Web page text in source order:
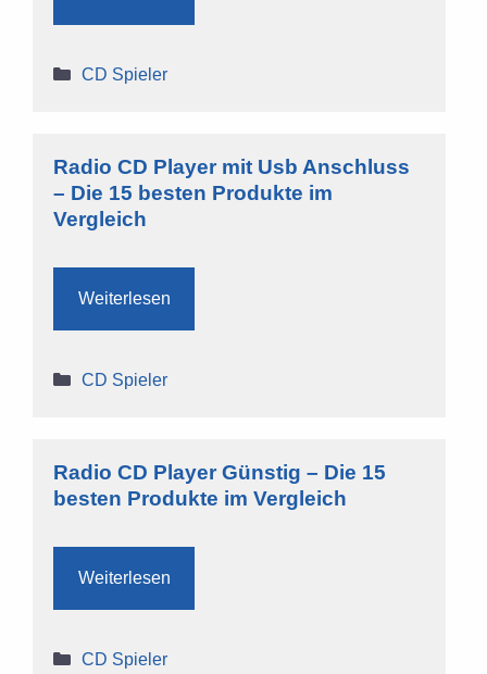
Kategorien
CD Spieler
Radio CD Player mit Usb Anschluss
– Die 15 besten Produkte im
Vergleich
Weiterlesen
Kategorien
CD Spieler
Radio CD Player Günstig – Die 15
besten Produkte im Vergleich
Weiterlesen
Kategorien
CD Spieler